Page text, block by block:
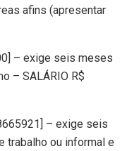
afins (apresentar
– exige seis meses
– SALÁRIO R$
– exige seis
trabalho ou informal e